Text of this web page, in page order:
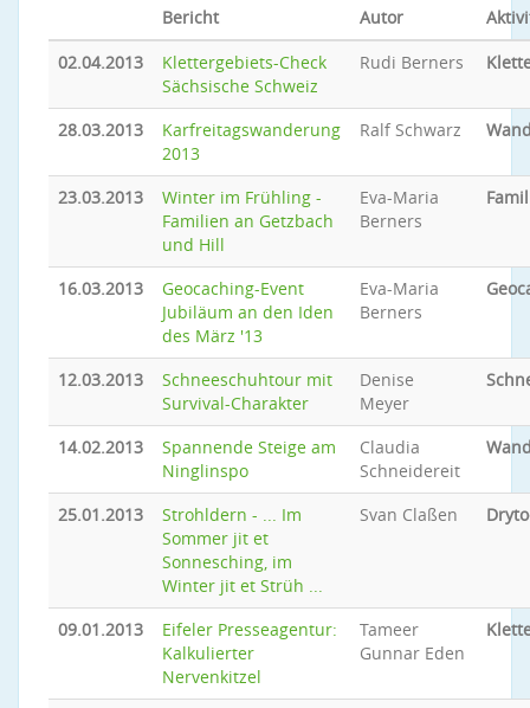
Bericht Autor
02.04.2013
Klettergebiets-Check
Sächsische Schweiz
Rudi Berners
28.03.2013
Karfreitagswanderung
2013
Ralf Schwarz
23.03.2013
Winter im Frühling -
Familien an Getzbach
und Hill
Eva-Maria
Berners
16.03.2013
Geocaching-Event
Jubiläum an den Iden
des März '13
Eva-Maria
Berners
12.03.2013
Schneeschuhtour mit
Survival-Charakter
Denise
Meyer
14.02.2013
Spannende Steige am
Ninglinspo
Claudia
Schneidereit
25.01.2013
Strohldern - ... Im
Sommer jit et
Sonnesching, im
Winter jit et Strüh ...
Svan Claßen
09.01.2013
Eifeler Presseagentur:
Kalkulierter
Nervenkitzel
Tameer
Gunnar Eden